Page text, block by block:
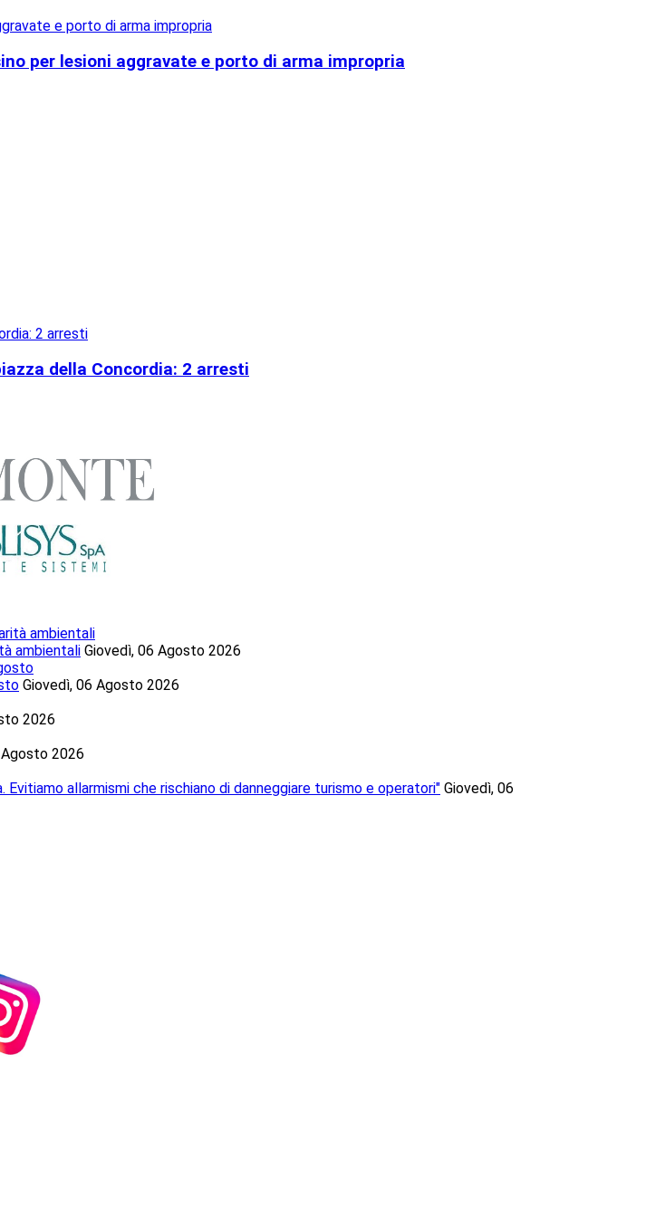
per lesioni aggravate e porto di arma impropria
della Concordia: 2 arresti
ambientali Giovedì, 06 Agosto 2026
Giovedì, 06 Agosto 2026
2026
2026
allarmismi che rischiano di danneggiare turismo e operatori" Giovedì, 06